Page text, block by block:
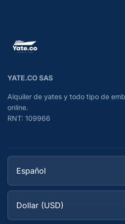
YATE.CO SAS
Alquiler de yates y todo tipo de
online.
RNT: 109966